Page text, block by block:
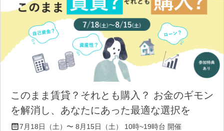
このまま賃貸？それとも購入？ お金のギモン
を解消し、あなたにあった最適な選択を
7月18日（土）〜 8月15日（土） 10時~19時台 開催